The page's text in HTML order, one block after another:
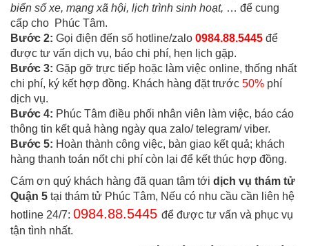
biển số xe, mạng xã hội, lịch trình sinh hoạt, … để cung
cấp cho Phúc Tâm.
Bước 2: Gọi điện đến số hotline/zalo 0984.88.5445 để
được tư vấn dịch vụ, báo chi phí, hẹn lịch gặp.
Bước 3: Gặp gỡ trực tiếp hoặc làm việc online, thống nhất
chi phí, ký kết hợp đồng. Khách hàng đặt trước 50% phí
dịch vụ.
Bước 4: Phúc Tâm điều phối nhân viên làm việc, báo cáo
thông tin kết quả hàng ngày qua zalo/ telegram/ viber.
Bước 5: Hoàn thành công việc, bàn giao kết quả; khách
hàng thanh toán nốt chi phí còn lại để kết thúc hợp đồng.
Cám ơn quý khách hàng đã quan tâm tới dịch vụ thám tử
Quận 5 tại thám tử Phúc Tâm, Nếu có nhu cầu cần liên hệ
hotline 24/7: 0984.88.5445 để được tư vấn và phục vụ
tận tình nhất.